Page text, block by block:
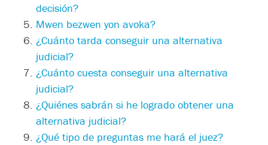
decisión?
Mwen bezwen yon avoka?
¿Cuánto tarda conseguir una alternativa
judicial?
¿Cuánto cuesta conseguir una alternativa
judicial?
¿Quiénes sabrán si he logrado obtener una
alternativa judicial?
¿Qué tipo de preguntas me hará el juez?